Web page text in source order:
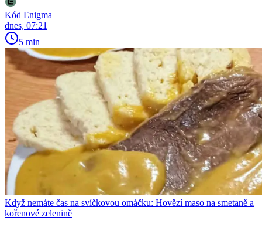
Kód Enigma
dnes, 07:21
5 min
Když nemáte čas na svíčkovou omáčku: Hovězí maso na smetaně a
kořenové zelenině